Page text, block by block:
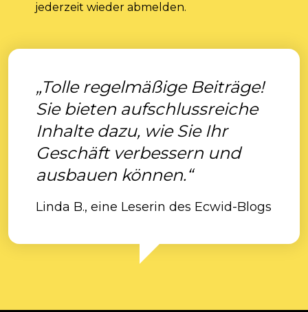
jederzeit wieder abmelden.
„Tolle regelmäßige Beiträge!
Sie bieten aufschlussreiche
Inhalte dazu, wie Sie Ihr
Geschäft verbessern und
ausbauen können.“
Linda B., eine Leserin des Ecwid-Blogs